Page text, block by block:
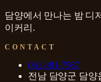
담양에서 만나는 밤 디
이커리 .
CONTACT
061-381-7987
전남 담양군 담양